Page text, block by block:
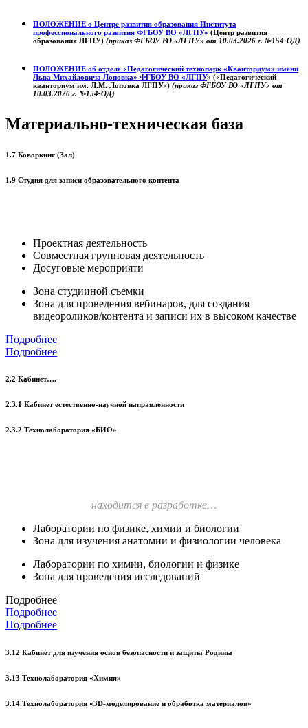
ПОЛОЖЕНИЕ о Центре развития образования Института
профессионального развития ФГБОУ ВО «ЛГПУ» (Центр развития
образования ЛГПУ) (приказ ФГБОУ ВО «ЛГПУ» от 10.03.2026 г. №154-ОД)
ПОЛОЖЕНИЕ об отделе «Педагогический технопарк «Кванториум» имени
Льва Михайловича Лоповка» ФГБОУ ВО «ЛГПУ» («Педагогический
кванториум им. Л.М. Лоповка ЛГПУ») (приказ ФГБОУ ВО «ЛГПУ» от
10.03.2026 г. №154-ОД)
Материально-техническая база
1.7 Коворкинг (Зал)
1.9 Студия для записи образовательного контента
Проектная деятельность
Совместная групповая деятельность
Досуговые мероприяти
Зона студииной съемки
Зона для проведения вебинаров, для создания
видеороликов/контента и записи их в высоком качестве
Подробнее
Подробнее
2.2 Кабинет….
2.3.1 Кабинет естественно-научной направленности
2.3.2 Технолаборатория «БИО»
находится в разработке…
Лаборатории по физике, химии и биологии
Зона для изучения анатомии и физиологии человека
Лаборатории по химии, биологии и физике
Зона для проведения исследований
Подробнее
Подробнее
Подробнее
3.12 Кабинет для изучения основ безопасности и защиты Родины
3.13 Технолаборатория «Химия»
3.14 Технолаборатория «3D-моделирование и обработка материалов»